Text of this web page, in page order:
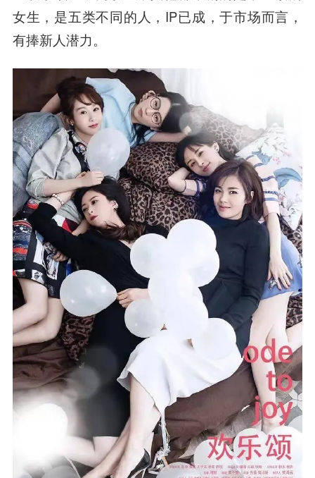
女生，是五类不同的人，IP已成，于市场而言，
有捧新人潜力。